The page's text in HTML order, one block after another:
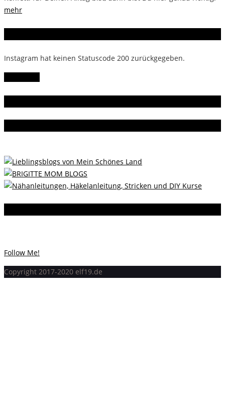
mehr
Instagram hat keinen Statuscode 200 zurückgegeben.
Follow Me!
Copyright 2017-2020 elf19.de